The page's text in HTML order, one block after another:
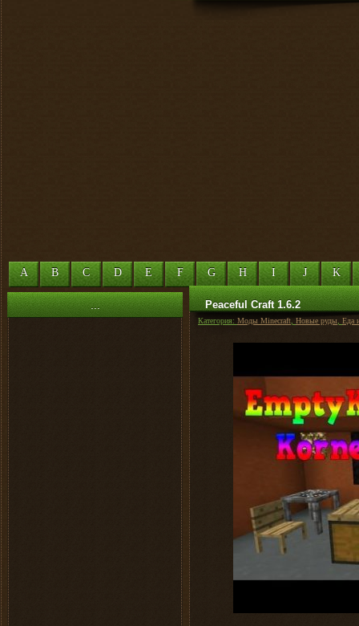
A B C D E F G H I J K
... Peaceful Craft 1.6.2
Категория: Моды Minecraft Новые руды Еда